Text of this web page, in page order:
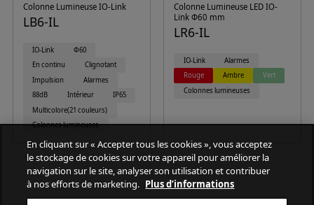
Colonne Lumineuse IO-Link
LB6-IL
IO-Link
Φ60
En continu
Clignotant
Impulsion
Alarmes
88dB
Intérieur
IP65
Multicolore(21 couleurs)
Colonnes lumineuses
Colonne Lumineuse LED IO-
Link Φ60 mm
LR6-IL
IO-Link
Alarmes
Rouge
Ambre
Vert
Colonnes lumineuses
En cliquant sur « Accepter tous les cookies », vous acceptez
le stockage de cookies sur votre appareil pour améliorer la
navigation sur le site, analyser son utilisation et contribuer
à nos efforts de marketing. Plus d’informations